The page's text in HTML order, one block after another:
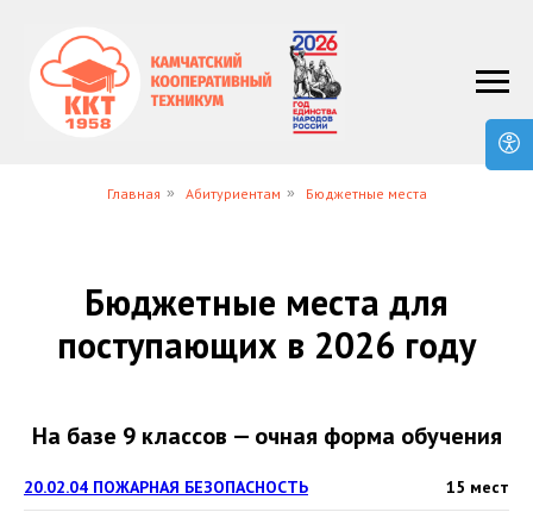
Главная » Абитуриентам » Бюджетные места
Бюджетные места для
поступающих в 2026 году
На базе 9 классов — очная форма обучения
20.02.04 ПОЖАРНАЯ БЕЗОПАСНОСТЬ 15 мест